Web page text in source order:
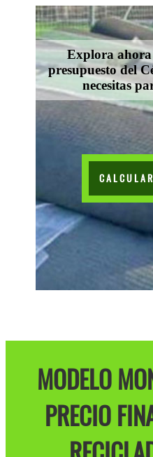
Explora
presupuesto del
necesitas
MODELO
PRECIO